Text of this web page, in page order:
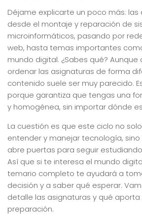
Déjame explicarte un poco más: las
desde el montaje y reparación de
microinformáticos, pasando por
web, hasta temas importantes
mundo digital. ¿Sabes qué?
ordenar las asignaturas de forma
contenido suele ser muy parecido.
porque garantiza que tengas una
y homogénea, sin importar dónde
La cuestión es que este ciclo no
entender y manejar tecnología,
abre puertas para seguir
Así que si te interesa el mundo
temario completo te ayudará a
decisión y a saber qué esperar.
detalle las asignaturas y qué
preparación.